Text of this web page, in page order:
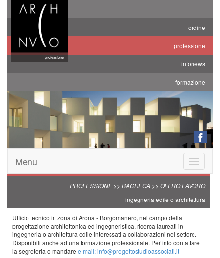
ordine
professione
infonews
formazione
professione
Toggle
Menu
PROFESSIONE >> BACHECA >> OFFRO LAVORO
ingegneria edile o architettura
Ufficio tecnico in zona di Arona - Borgomanero, nel campo della
progettazione architettonica ed ingegneristica, ricerca laureati in
ingegneria o architettura edile interessati a collaborazioni nel settore.
Disponibili anche ad una formazione professionale. Per info contattare
la segreteria o mandare e-mail: info@progettostudioassociati.it